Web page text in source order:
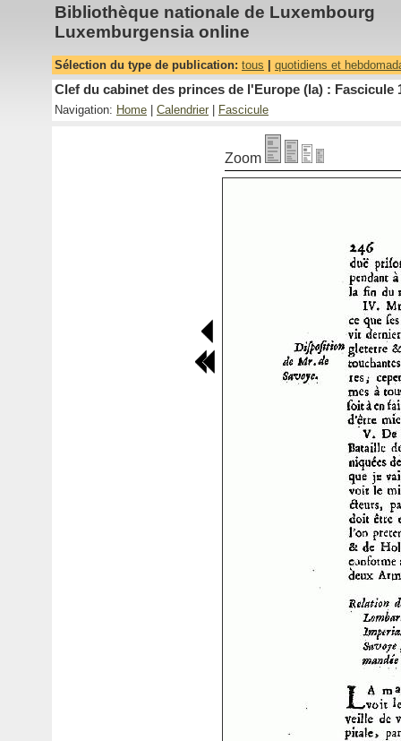
Bibliothèque nationale de Luxembourg
Luxemburgensia online
Sélection du type de publication: tous quotidiens et
Clef du cabinet des princes de l'Europe (la) : Fascicule
Navigation: Home Calendrier Fascicule
Zoom